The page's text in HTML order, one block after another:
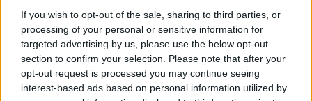
If you wish to opt-out of the sale, sharing to third parties, or
processing of your personal or sensitive information for
targeted advertising by us, please use the below opt-out
section to confirm your selection. Please note that after your
opt-out request is processed you may continue seeing
interest-based ads based on personal information utilized by